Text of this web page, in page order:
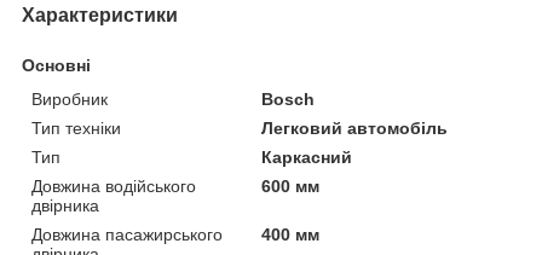
Характеристики
Основні
Виробник
Bosch
Тип техніки
Легковий автомобіль
Тип
Каркасний
Довжина водійського
двірника
600 мм
Довжина пасажирського
400 мм